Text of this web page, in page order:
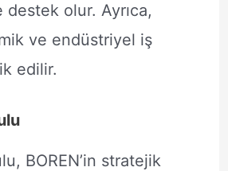
olur. Ayrıca,
ve endüstriyel iş
edilir.
BOREN’in stratejik